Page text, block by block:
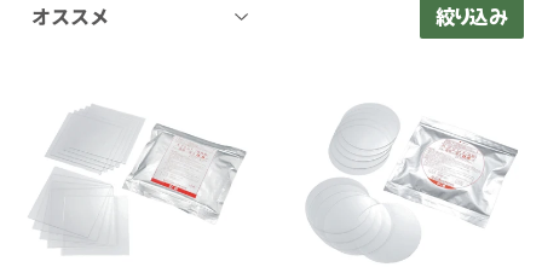
絞り込み